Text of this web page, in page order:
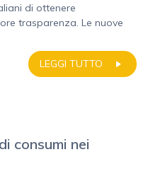
di ottenere
trasparenza. Le nuove
LEGGI TUTTO
consumi nei